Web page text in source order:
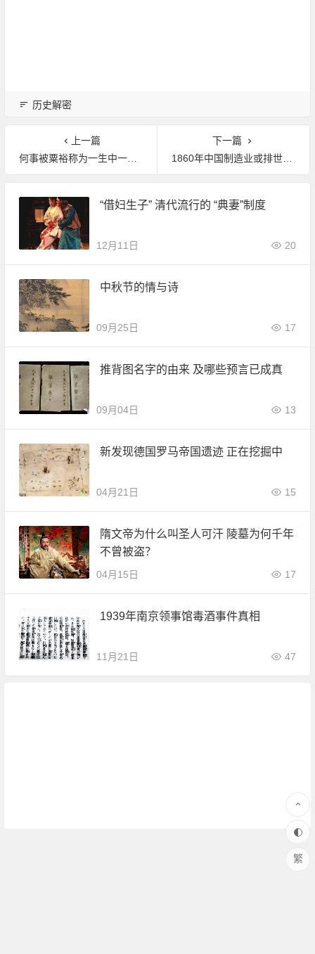
历史解密
上一篇
何事被粟裕称为一生中一大憾事临终前仍不忘?
下一篇
1860年中国制造业或排世界第一 或占全球32.9%
“借妇生子” 清代流行的 “典妻”制度
12月11日 20
中秋节的情与诗
09月25日 17
推背图名字的由来 及哪些预言已成真
09月04日 13
新发现德国罗马帝国遗迹 正在挖掘中
04月21日 15
隋文帝为什么叫圣人可汗 陵墓为何千年
不曾被盗？
04月15日 17
1939年南京领事馆毒酒事件真相
11月21日 47
繁